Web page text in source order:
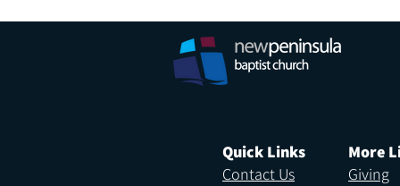
Quick Links
Contact Us
More
Giving